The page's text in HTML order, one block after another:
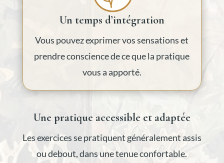
Un temps d’intégration
Vous pouvez exprimer vos sensations et
prendre conscience de ce que la pratique
vous a apporté.
Une pratique accessible et adaptée
Les exercices se pratiquent généralement assis
ou debout, dans une tenue confortable.